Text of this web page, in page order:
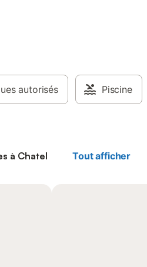
autorisés Piscine
à Chatel Tout afficher